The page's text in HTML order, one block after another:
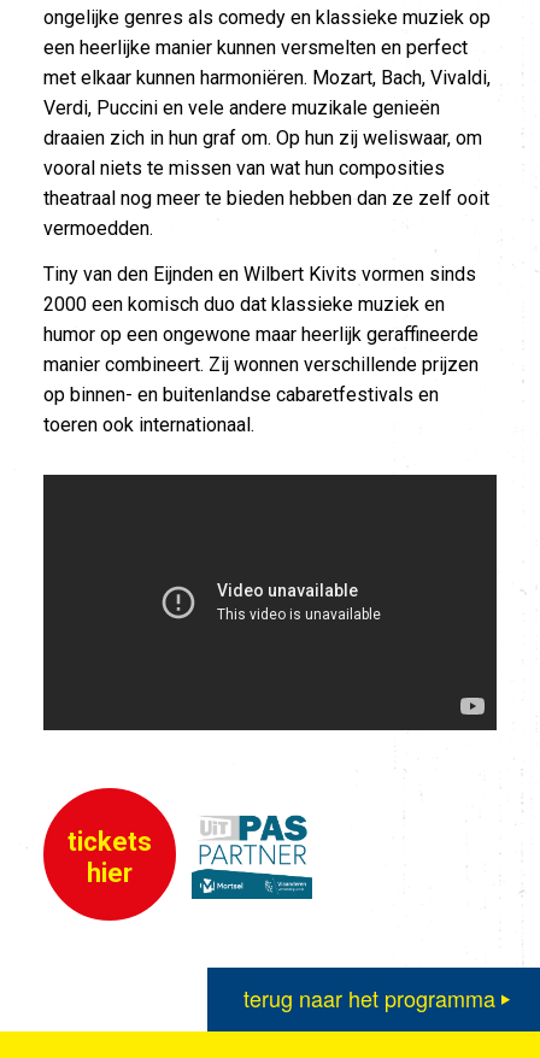
ongelijke genres als comedy en klassieke muziek op
een heerlijke manier kunnen versmelten en perfect
met elkaar kunnen harmoniëren. Mozart, Bach, Vivaldi,
Verdi, Puccini en vele andere muzikale genieën
draaien zich in hun graf om. Op hun zij weliswaar, om
vooral niets te missen van wat hun composities
theatraal nog meer te bieden hebben dan ze zelf ooit
vermoedden.
Tiny van den Eijnden en Wilbert Kivits vormen sinds
2000 een komisch duo dat klassieke muziek en
humor op een ongewone maar heerlijk geraffineerde
manier combineert. Zij wonnen verschillende prijzen
op binnen- en buitenlandse cabaretfestivals en
toeren ook internationaal.
tickets
hier
terug naar het programma